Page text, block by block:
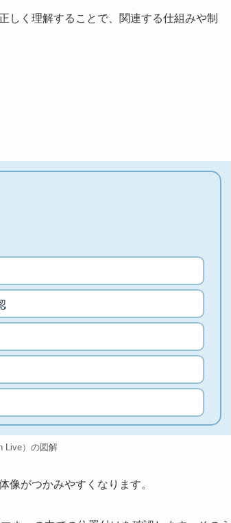
しく理解することで、関連する仕組みや制
Live）の図解
像がつかみやすくなります。